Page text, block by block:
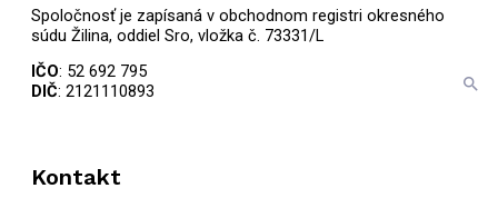
Spoločnosť je zapísaná v obchodnom registri okresného
súdu Žilina, oddiel Sro, vložka č. 73331/L
IČO: 52 692 795
DIČ: 2121110893
Kontakt